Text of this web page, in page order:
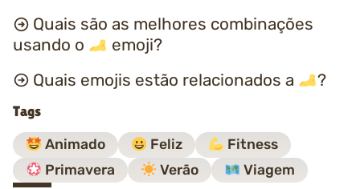
Quais são as melhores combinações
usando o
emoji?
Quais emojis estão relacionados a
?
Tags
Animado Feliz
Fitness
Primavera
Verão Viagem